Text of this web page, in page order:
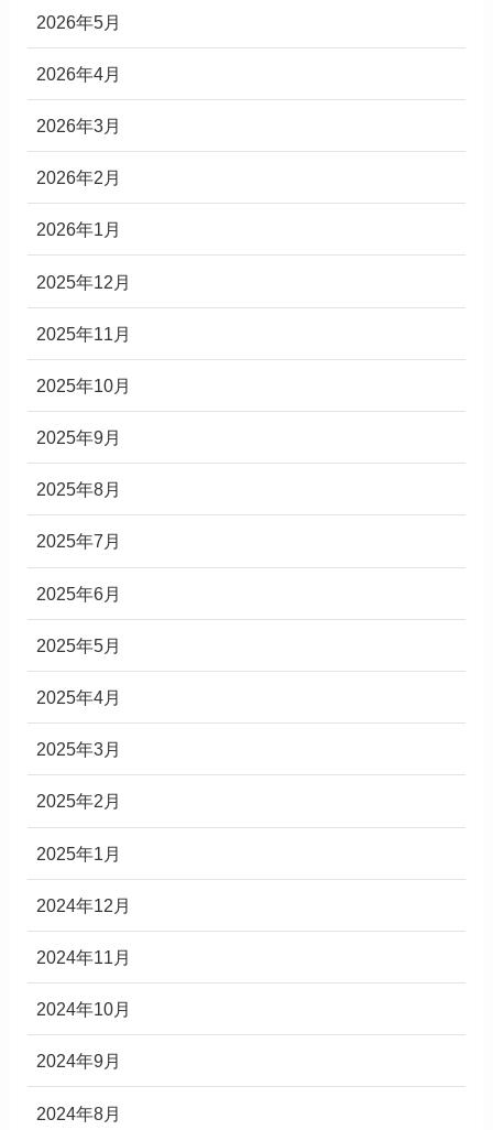
2026年5月
2026年4月
2026年3月
2026年2月
2026年1月
2025年12月
2025年11月
2025年10月
2025年9月
2025年8月
2025年7月
2025年6月
2025年5月
2025年4月
2025年3月
2025年2月
2025年1月
2024年12月
2024年11月
2024年10月
2024年9月
2024年8月